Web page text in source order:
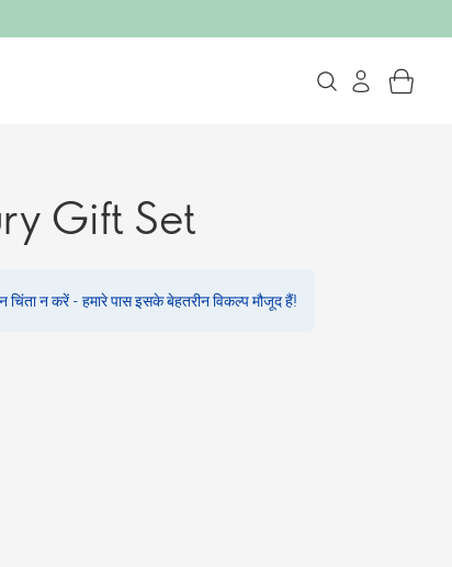
Gift Set
न करें - हमारे पास इसके बेहतरीन विकल्प मौजूद हैं!